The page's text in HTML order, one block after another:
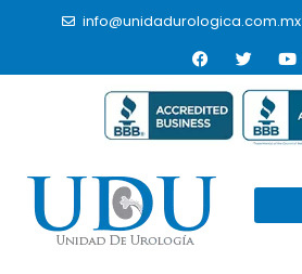
info@unidadurologica.com.mx